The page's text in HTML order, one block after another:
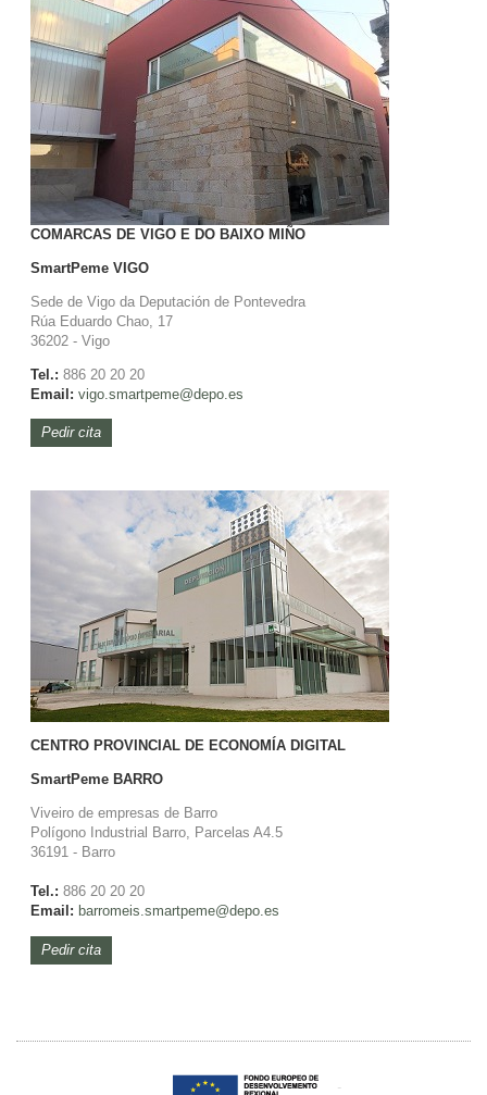
COMARCAS DE VIGO E DO BAIXO MIÑO
SmartPemeVIGO
Sede de Vigo da Deputación de Pontevedra
Rúa Eduardo Chao, 17
36202 - Vigo
Tel.: 886 20 20 20
Email: vigo.smartpeme@depo.es
Pedir cita
CENTRO PROVINCIAL DE ECONOMÍA DIGITAL
SmartPeme BARRO
Viveiro de empresas de Barro
Polígono Industrial Barro, Parcelas A4.5
36191 - Barro
Tel.: 886 20 20 20
Email: barromeis.smartpeme@depo.es
Pedir cita